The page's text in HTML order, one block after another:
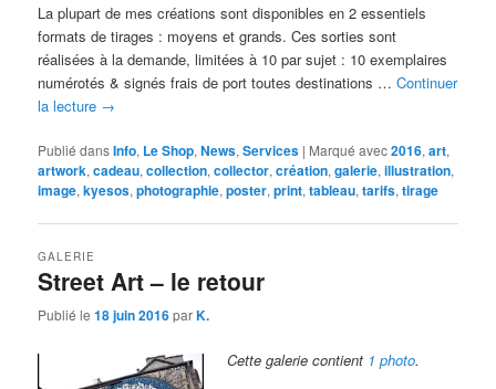
La plupart de mes créations sont disponibles en 2 essentiels
formats de tirages : moyens et grands. Ces sorties sont
réalisées à la demande, limitées à 10 par sujet : 10 exemplaires
numérotés & signés frais de port toutes destinations …Continuer
la lecture →
Publié dansInfo, Le Shop,News,Services | Marqué avec2016,art,
artwork,cadeau,collection,collector,création,galerie,illustration,
image,kyesos,photographie,poster,print,tableau,tarifs,tirage
Street Art – le retour
GALERIE
Publié le18 juin 2016parK.
Cette galerie contient 1 photo.